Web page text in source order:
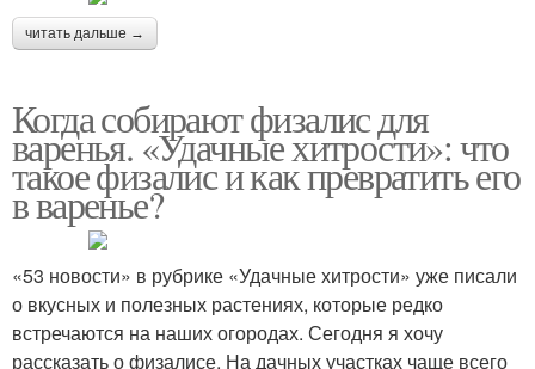
читать дальше →
Когда собирают физалис для
варенья. «Удачные хитрости»: что
такое физалис и как превратить его
в варенье?
«53 новости» в рубрике «Удачные хитрости» уже писали
о вкусных и полезных растениях, которые редко
встречаются на наших огородах. Сегодня я хочу
рассказать о физалисе. На дачных участках чаще всего